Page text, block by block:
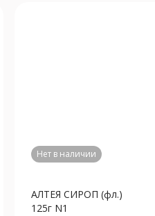
Нет в наличии
АЛТЕЯ СИРОП (фл.)
125г N1